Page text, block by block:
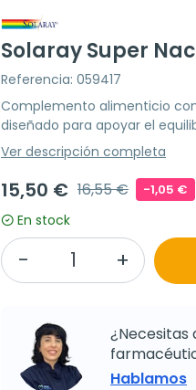
Solaray Super
Referencia: 059417
Complemento alimenticio
diseñado para apoyar el
Ver descripción completa
15,50 € 16,55 € -1,05 €
En stock
¿Necesitas
Hablamos